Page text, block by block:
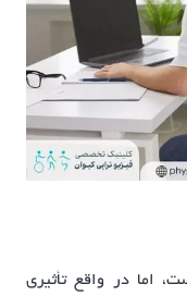
اما در واقع تأثیری